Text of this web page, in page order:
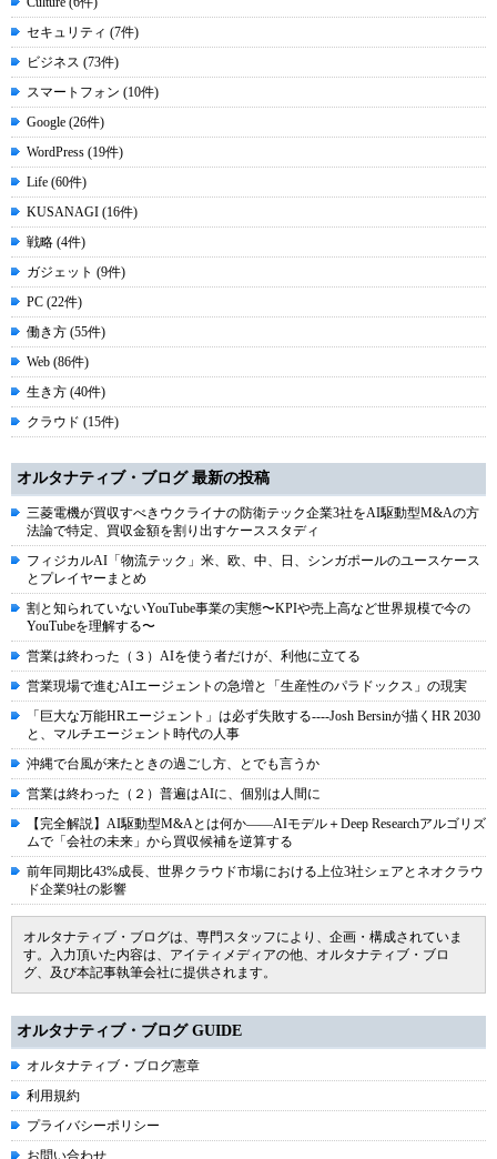
セキュリティ (7件)
ビジネス (73件)
スマートフォン (10件)
Google (26件)
WordPress (19件)
Life (60件)
KUSANAGI (16件)
戦略 (4件)
ガジェット (9件)
PC (22件)
働き方 (55件)
Web (86件)
生き方 (40件)
クラウド (15件)
オルタナティブ・ブログ 最新の投稿
三菱電機が買収すべきウクライナの防衛テック企業3社をAI駆動型M&Aの方
法論で特定、買収金額を割り出すケーススタディ
フィジカルAI「物流テック」米、欧、中、日、シンガポールのユースケース
とプレイヤーまとめ
割と知られていないYouTube事業の実態〜KPIや売上高など世界規模で今の
YouTubeを理解する〜
営業は終わった（３）AIを使う者だけが、利他に立てる
営業現場で進むAIエージェントの急増と「生産性のパラドックス」の現実
「巨大な万能HRエージェント」は必ず失敗する----Josh Bersinが描くHR 2030
と、マルチエージェント時代の人事
沖縄で台風が来たときの過ごし方、とでも言うか
営業は終わった（２）普遍はAIに、個別は人間に
【完全解説】AI駆動型M&Aとは何か――AIモデル＋Deep Researchアルゴリズ
ムで「会社の未来」から買収候補を逆算する
前年同期比43%成長、世界クラウド市場における上位3社シェアとネオクラウ
ド企業9社の影響
オルタナティブ・ブログは、専門スタッフにより、企画・構成されていま
す。入力頂いた内容は、アイティメディアの他、オルタナティブ・ブロ
グ、及び本記事執筆会社に提供されます。
オルタナティブ・ブログ GUIDE
オルタナティブ・ブログ憲章
利用規約
プライバシーポリシー